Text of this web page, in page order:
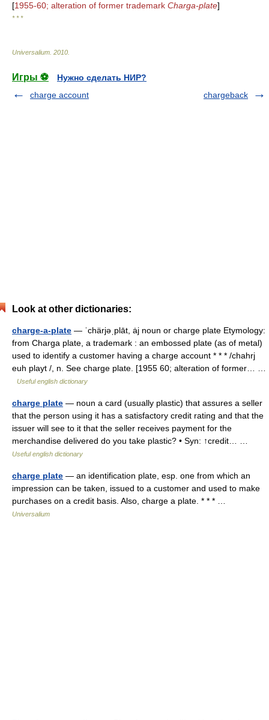
[1955-60; alteration of former trademark Charga-plate]
* * *
Universalium 2010
Игры ⚽
Нужно сделать НИР?
charge account
chargeback
Look at other dictionaries:
charge-a-plate — ˈchärjəˌplāt, ȧj noun or charge plate Etymology:
from Charga plate, a trademark : an embossed plate (as of metal)
used to identify a customer having a charge account * * * /chahrj
euh playt /, n. See charge plate. [1955 60; alteration of former… …
Useful english dictionary
charge plate — noun a card (usually plastic) that assures a seller
that the person using it has a satisfactory credit rating and that the
issuer will see to it that the seller receives payment for the
merchandise delivered do you take plastic? • Syn: ↑credit… …
Useful english dictionary
charge plate — an identification plate, esp. one from which an
impression can be taken, issued to a customer and used to make
purchases on a credit basis. Also, charge a plate. * * * …
Universalium